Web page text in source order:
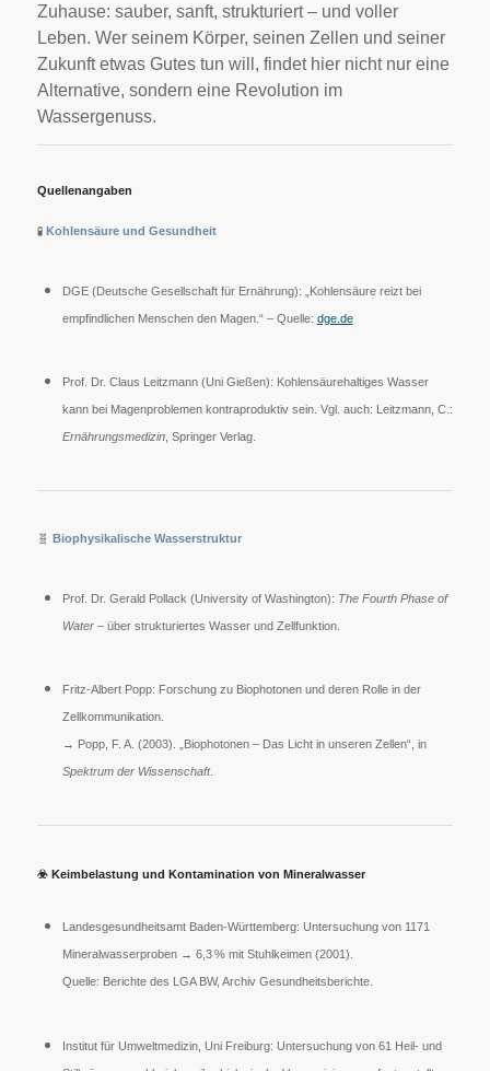
Zuhause: sauber, sanft, strukturiert – und voller
Leben. Wer seinem Körper, seinen Zellen und seiner
Zukunft etwas Gutes tun will, findet hier nicht nur eine
Alternative, sondern eine Revolution im
Wassergenuss.
Quellenangaben
🧪 Kohlensäure und Gesundheit
DGE (Deutsche Gesellschaft für Ernährung): „Kohlensäure reizt bei
empfindlichen Menschen den Magen.“ – Quelle: dge.de
Prof. Dr. Claus Leitzmann (Uni Gießen): Kohlensäurehaltiges Wasser
kann bei Magenproblemen kontraproduktiv sein. Vgl. auch: Leitzmann, C.:
Ernährungsmedizin, Springer Verlag.
🧬 Biophysikalische Wasserstruktur
Prof. Dr. Gerald Pollack (University of Washington): The Fourth Phase of
Water– über strukturiertes Wasser und Zellfunktion.
Fritz-Albert Popp: Forschung zu Biophotonen und deren Rolle in der
Zellkommunikation.
→ Popp, F. A. (2003). „Biophotonen – Das Licht in unseren Zellen“, in
Spektrum der Wissenschaft.
☣️ Keimbelastung und Kontamination von Mineralwasser
Landesgesundheitsamt Baden-Württemberg: Untersuchung von 1171
Mineralwasserproben → 6,3 % mit Stuhlkeimen (2001).
Quelle: Berichte des LGA BW, Archiv Gesundheitsberichte.
Institut für Umweltmedizin, Uni Freiburg: Untersuchung von 61 Heil- und